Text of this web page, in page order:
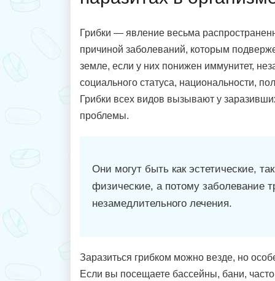
Грибки — явление весьма
причиной заболеваний, которым
земле, если у них понижен иммунитет,
социального статуса, национальности,
Грибки всех видов вызывают у
проблемы.
Они могут быть как эстетические,
физические, а потому заболевание
незамедлительного лечения.
Заразиться грибком можно везде, но
Если вы посещаете бассейны, бани,